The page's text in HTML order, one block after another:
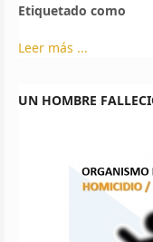
Etiquetado como
Leer más ...
UN HOMBRE